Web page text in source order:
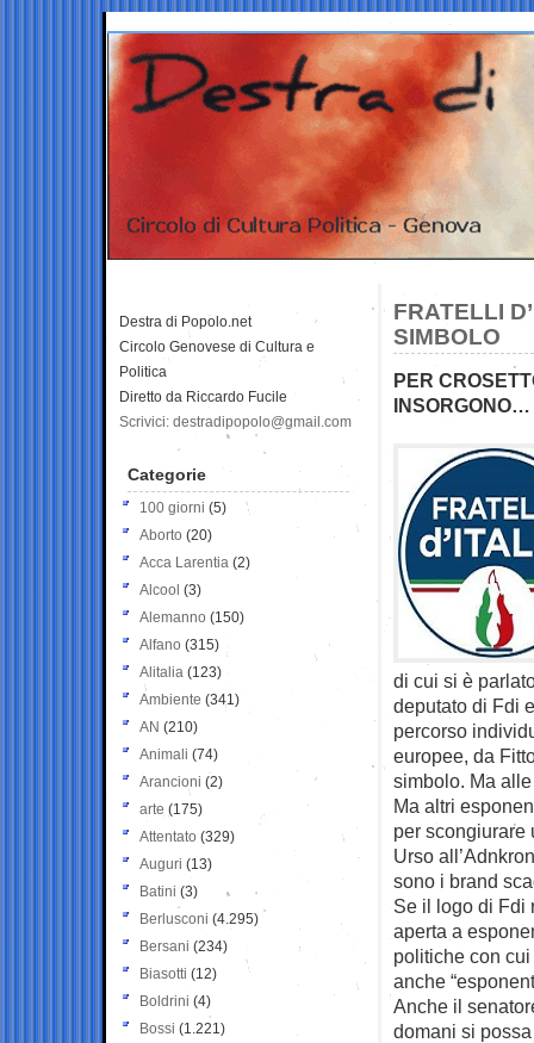
FRATELLI
SIMBOLO
PER
INSORGONO…
di cui si è
deputato di Fdi
percorso
europee, da
simbolo. Ma
Ma altri
per scongiurare
Urso
sono i brand
Se il logo di Fdi
aperta a
politiche con
anche
Anche il
domani si
Destra di Popolo.net
Circolo Genovese di Cultura e
Politica
Diretto da Riccardo Fucile
Scrivici: destradipopolo@gmail.com
Categorie
100 giorni (5)
Aborto (20)
Acca Larentia (2)
Alcool (3)
Alemanno (150)
Alfano (315)
Alitalia (123)
Ambiente (341)
AN (210)
Animali (74)
Arancioni (2)
arte (175)
Attentato (329)
Auguri (13)
Batini (3)
Berlusconi (4.295)
Bersani (234)
Biasotti (12)
Boldrini (4)
Bossi (1.221)